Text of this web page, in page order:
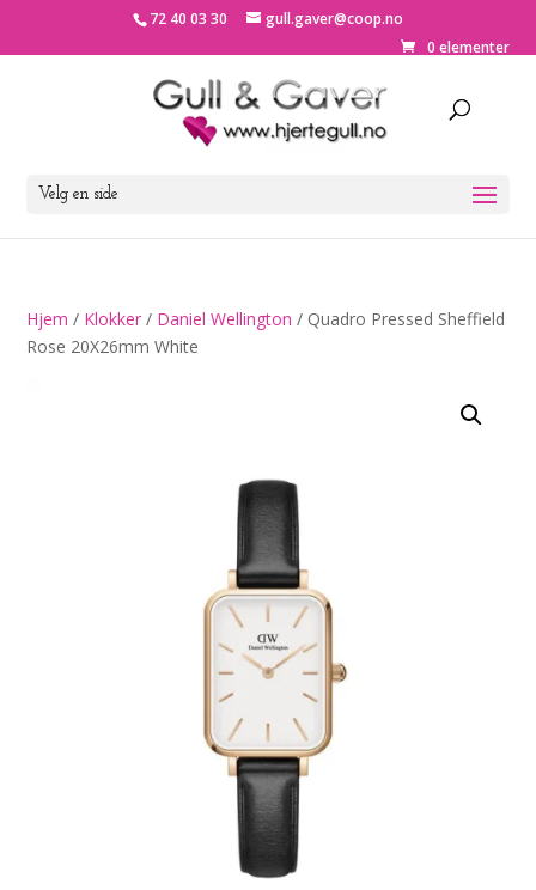
72 40 03 30
gull.gaver@coop.no
0 elementer
Velg en side
Hjem / Klokker / Daniel Wellington / Quadro Pressed Sheffield
Rose 20X26mm White